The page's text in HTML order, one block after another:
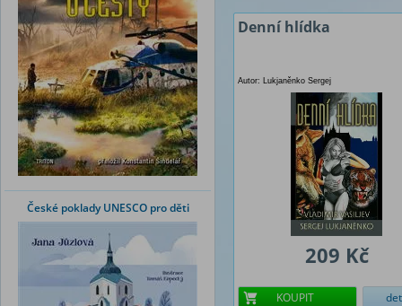
České poklady UNESCO pro děti
Denní hlídka
Autor: Lukjaněnko Sergej
209 Kč
KOUPIT